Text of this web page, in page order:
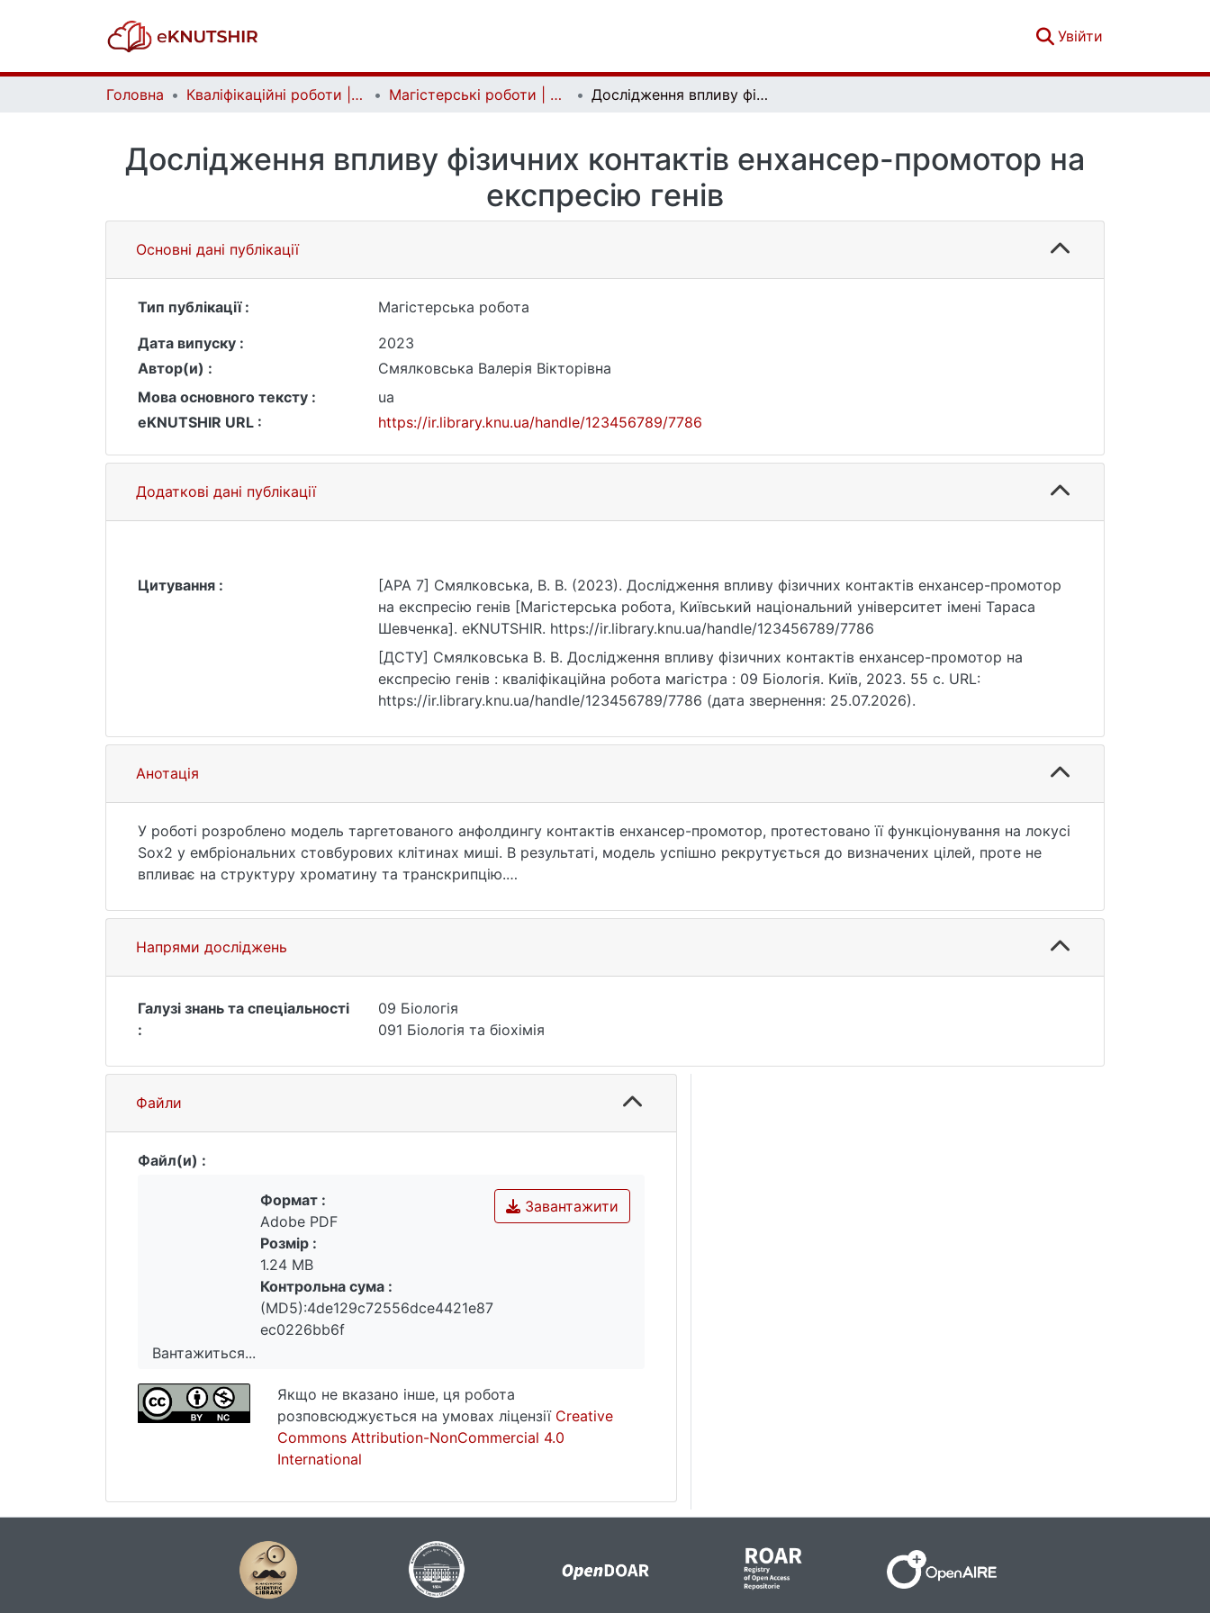
Увійти
Головна Кваліфікаційні роботи | Qualifying works Магістерські роботи | Master's theses Дослідження впливу фізичних контактів енхансер-промотор на експресію генів
Дослідження впливу фізичних контактів енхансер-промотор на
експресію генів
Основні дані публікації
Тип публікації :
Магістерська робота
Дата випуску :
2023
Автор(и) :
Смялковська Валерія Вікторівна
Мова основного тексту :
ua
eKNUTSHIR URL :
https://ir.library.knu.ua/handle/123456789/7786
Додаткові дані публікації
Цитування :
[APA 7] Смялковська, В. В. (2023). Дослідження впливу фізичних контактів енхансер-промотор
на експресію генів [Магістерська робота, Київський національний університет імені Тараса
Шевченка]. eKNUTSHIR. https://ir.library.knu.ua/handle/123456789/7786
[ДСТУ] Смялковська В. В. Дослідження впливу фізичних контактів енхансер-промотор на
експресію генів : кваліфікаційна робота магістра : 09 Біологія. Київ, 2023. 55 с. URL:
https://ir.library.knu.ua/handle/123456789/7786 (дата звернення: 25.07.2026).
Анотація
У роботі розроблено модель таргетованого анфолдингу контактів енхансер-промотор, протестовано її функціонування на локусі
Sox2 у ембріональних стовбурових клітинах миші. В результаті, модель успішно рекрутується до визначених цілей, проте не
впливає на структуру хроматину та транскрипцію.
що відсутність когезину змінює транскрипцію у стовбурових клітинах незначним чином, проте помітно порушує транскипцію
генів, індукованих протягом перших чотирьох годин диференціації.
Ключові слова: регуляція геному, енхансер, промотор, експресія генів, просторова структура хроматину, стовбурові клітини,
диференціація клітин.
Напрями досліджень
Галузі знань та спеціальності
:
09 Біологія
091 Біологія та біохімія
Файли
Файл(и) :
Вантажиться...
Вантажиться...
Завантажити
Формат :
Adobe PDF
Розмір :
1.24 MB
Контрольна сума :
(MD5):4de129c72556dce4421e87
ec0226bb6f
Якщо не вказано інше, ця робота
розповсюджується на умовах ліцензії Creative
Commons Attribution-NonCommercial 4.0
International